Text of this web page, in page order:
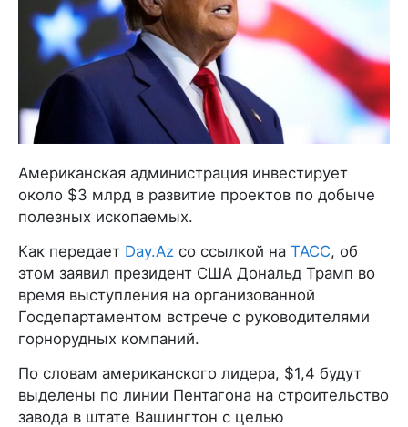
Американская администрация инвестирует
около $3 млрд в развитие проектов по добыче
полезных ископаемых.
Как передает Day.Az со ссылкой на ТАСС, об
этом заявил президент США Дональд Трамп во
время выступления на организованной
Госдепартаментом встрече с руководителями
горнорудных компаний.
По словам американского лидера, $1,4 будут
выделены по линии Пентагона на строительство
завода в штате Вашингтон с целью